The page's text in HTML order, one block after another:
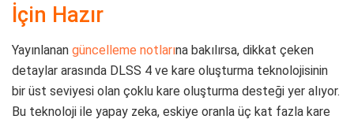
İçin Hazır
Yayınlanan güncelleme notlarına bakılırsa, dikkat çeken
detaylar arasında DLSS 4 ve kare oluşturma teknolojisinin
bir üst seviyesi olan çoklu kare oluşturma desteği yer alıyor.
Bu teknoloji ile yapay zeka, eskiye oranla üç kat fazla kare